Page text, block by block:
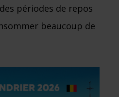
périodes de repos
beaucoup de